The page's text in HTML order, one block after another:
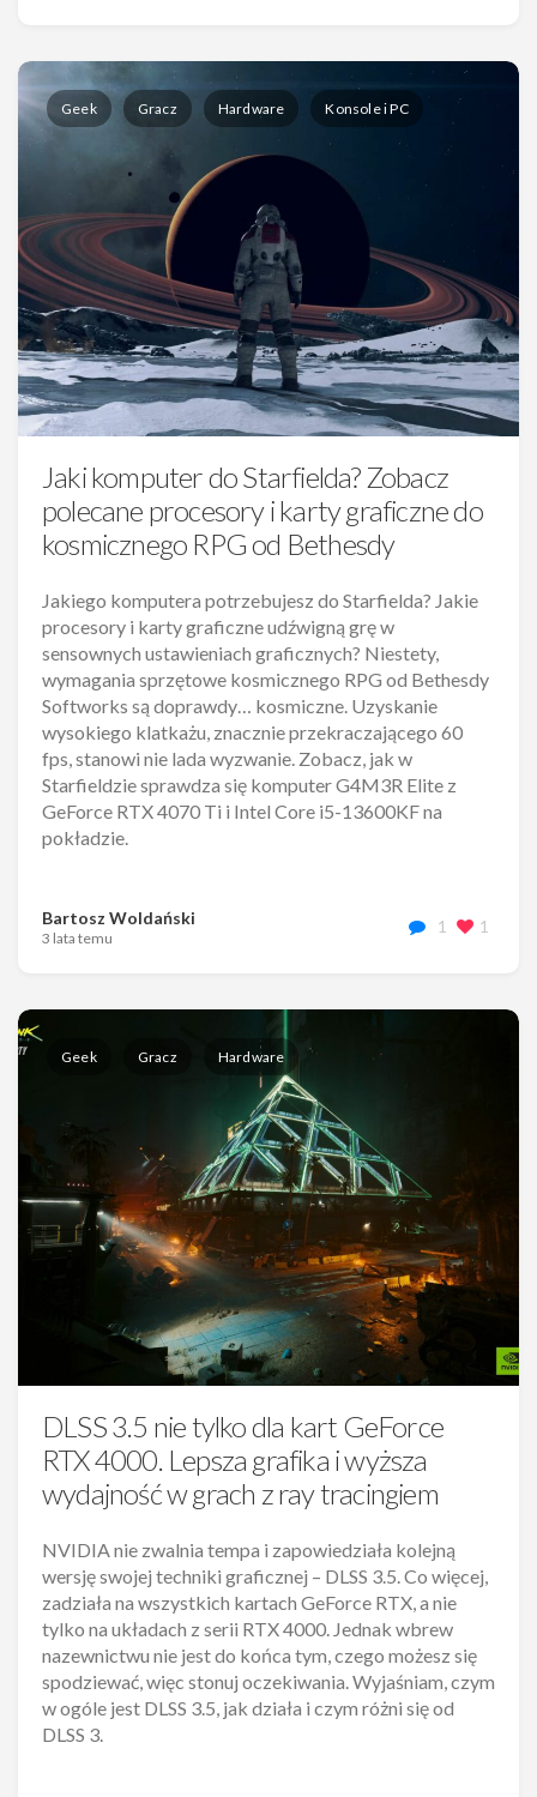
Geek Gracz Hardware Konsole i PC
Jaki komputer do Starfielda? Zobacz
polecane procesory i karty graficzne do
kosmicznego RPG od Bethesdy
Jakiego komputera potrzebujesz do Starfielda? Jakie
procesory i karty graficzne udźwigną grę w
sensownych ustawieniach graficznych? Niestety,
wymagania sprzętowe kosmicznego RPG od Bethesdy
Softworks są doprawdy… kosmiczne. Uzyskanie
wysokiego klatkażu, znacznie przekraczającego 60
fps, stanowi nie lada wyzwanie. Zobacz, jak w
Starfieldzie sprawdza się komputer G4M3R Elite z
GeForce RTX 4070 Ti i Intel Core i5-13600KF na
pokładzie.
Bartosz Woldański
3 lata temu
1 1
Geek Gracz Hardware
DLSS 3.5 nie tylko dla kart GeForce
RTX 4000. Lepsza grafika i wyższa
wydajność w grach z ray tracingiem
NVIDIA nie zwalnia tempa i zapowiedziała kolejną
wersję swojej techniki graficznej – DLSS 3.5. Co więcej,
zadziała na wszystkich kartach GeForce RTX, a nie
tylko na układach z serii RTX 4000. Jednak wbrew
nazewnictwu nie jest do końca tym, czego możesz się
spodziewać, więc stonuj oczekiwania. Wyjaśniam, czym
w ogóle jest DLSS 3.5, jak działa i czym różni się od
DLSS 3.